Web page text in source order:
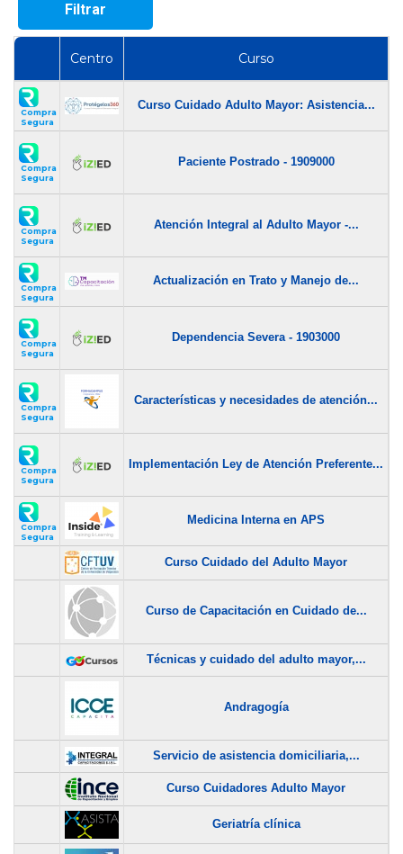
Filtrar
Centro Curso
Compra
Segura
Curso Cuidado Adulto Mayor: Asistencia...
Compra
Segura
Paciente Postrado - 1909000
Compra
Segura
Atención Integral al Adulto Mayor -...
Compra
Segura
Actualización en Trato y Manejo de...
Compra
Segura
Dependencia Severa - 1903000
Compra
Segura
Características y necesidades de atención...
Compra
Segura
Implementación Ley de Atención Preferente...
Compra
Segura
Medicina Interna en APS
Curso Cuidado del Adulto Mayor
Curso de Capacitación en Cuidado de...
Técnicas y cuidado del adulto mayor,...
Andragogía
Servicio de asistencia domiciliaria,...
Curso Cuidadores Adulto Mayor
Geriatría clínica